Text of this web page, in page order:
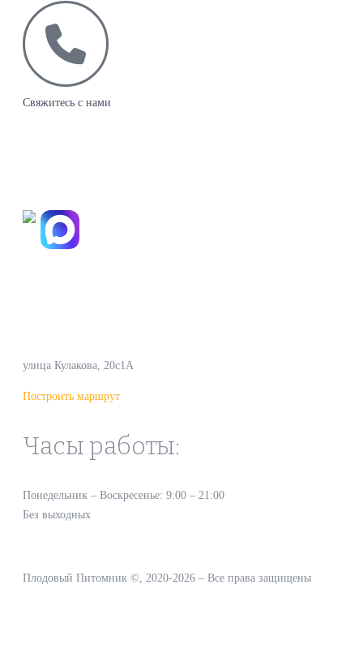
Свяжитесь с нами
улица Кулакова, 20с1А
Построить маршрут
Часы работы:
Понедельник – Воскресенье: 9:00 – 21:00
Без выходных
Плодовый Питомник ©, 2020-2026 – Все права защищены